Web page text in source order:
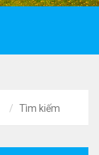
Tìm kiếm